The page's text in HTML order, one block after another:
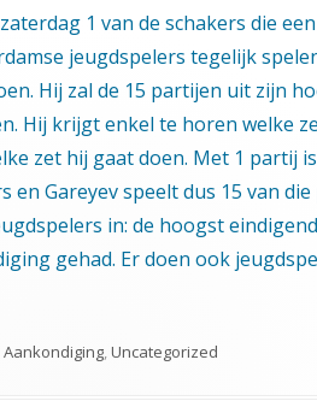
1 van de schakers die
jeugdspelers tegelijk
Hij zal de 15 partijen uit zijn
Hij krijgt enkel te horen welke
zet hij gaat doen. Met 1 partij
en Gareyev speelt dus 15 van
in: de hoogst
gehad. Er doen ook
Categorieën
Aankondiging,Uncategorized